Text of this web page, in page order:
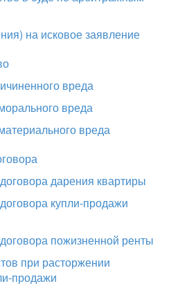
на исковое заявление
вреда
вреда
вреда
дарения квартиры
купли-продажи
пожизненной ренты
при расторжении
продажи